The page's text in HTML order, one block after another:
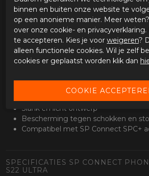
Geschikt voor navigatie, bellen en
Je telefoon blijft goed zichtbaar en
Klaar voor uitbreiding
Compatibel met SPC+ accessoires zoals
dampeners en draadloze opladers.
Geschikt voor Samsung Galaxy S22
Slank en licht ontwerp
Bescherming tegen schokken en
Compatibel met SP Connect SPC+
SPECIFICATIES SP CONNECT
S22 ULTRA
binnen en buiten onze website te
op een anonieme manier. Meer
over onze cookie- en
te accepteren. Kies je voor weigeren?
alleen functionele cookies. Wil je zelf
cookies er geplaatst worden klik dan